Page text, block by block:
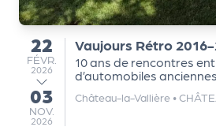
du
22
FÉVRIER
FÉVR.
2026
au
03
NOVEMBRE
NOV.
2026
Vaujours Rétro
10 ans de rencontres
d’automobiles anciennes
Château-la-Vallière •
e
tt
e
r